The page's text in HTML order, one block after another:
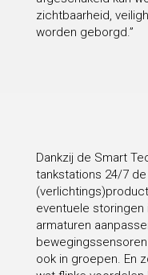
zichtbaarheid,
worden geborgd.”
Dankzij de Smart
tankstations 24/7
eventuele
armaturen
ook in groepen. En